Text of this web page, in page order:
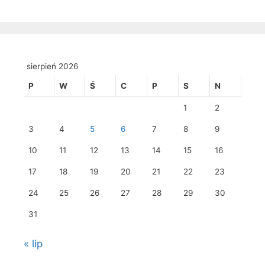
sierpień 2026
P W Ś C P S N
1 2
3 4 5 6 7 8 9
10 11 12 13 14 15 16
17 18 19 20 21 22 23
24 25 26 27 28 29 30
31
« lip